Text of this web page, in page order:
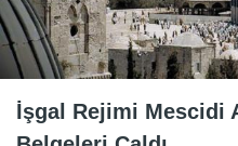
İşgal Rejimi Mescidi